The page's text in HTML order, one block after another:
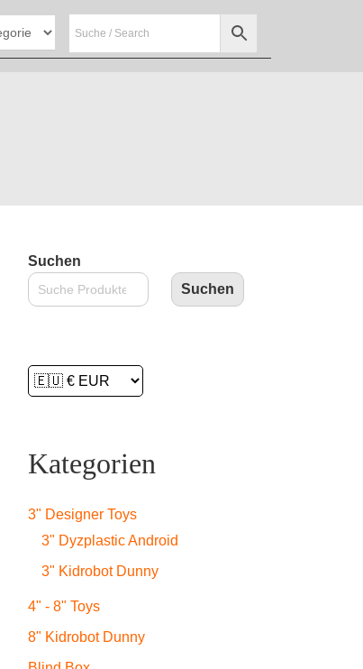
Suchen
Suchen
Kategorien
3" Designer Toys
3" Dyzplastic Android
3" Kidrobot Dunny
4" - 8" Toys
8" Kidrobot Dunny